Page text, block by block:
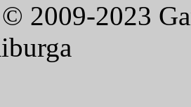
2009-2023